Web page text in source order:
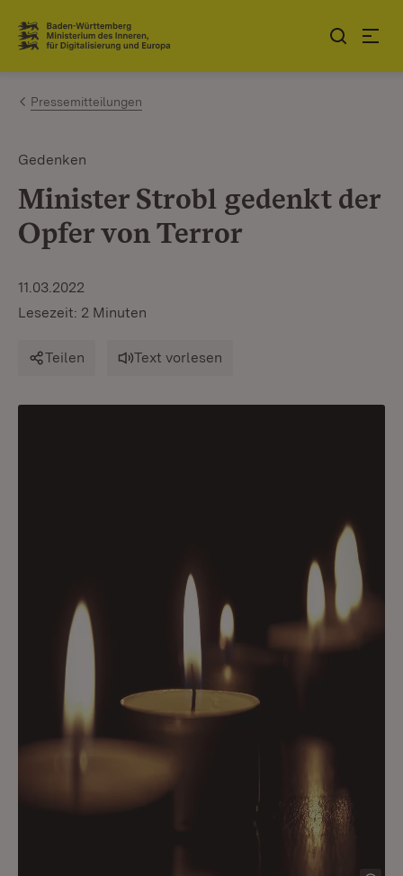
Zum Inhalt springen
Link zur Startseite
Pressemitteilungen
Gedenken
Minister Strobl gedenkt der
Opfer von Terror
11.03.2022
Lesezeit: 2 Minuten
Teilen Text vorlesen